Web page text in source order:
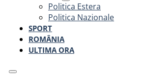
Politica Estera
Politica Nazionale
SPORT
ROMÂNIA
ULTIMA ORA